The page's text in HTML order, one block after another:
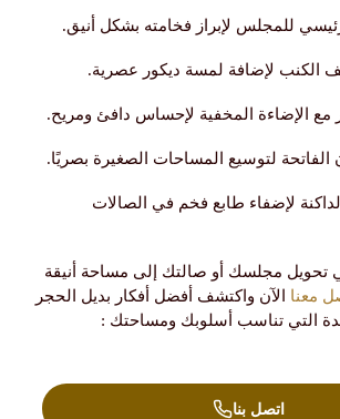
للمجلس لإبراز فخامته بشكل أنيق.
الكنب لإضافة لمسة ديكور عصرية.
مع الإضاءة المخفية لإحساس دافئ ومريح.
الفاتحة لتوسيع المساحات الصغيرة بصريًا.
الداكنة لإضفاء طابع فخم في الصالات
تحويل مجلسك أو صالتك إلى مساحة أنيقة
معنا الآن واكتشف أفضل أفكار بديل الحجر
التي تناسب أسلوبك ومساحتك :
اتصل بنا